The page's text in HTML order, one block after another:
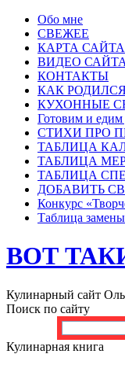
Обо мне
СВЕЖЕЕ
КАРТА САЙТА
ВИДЕО САЙТА
КОНТАКТЫ
КАК
КУХОННЫЕ
Готовим и едим
СТИХИ ПРО
ТАБЛИЦА
ТАБЛИЦА
ТАБЛИЦА
ДОБАВИТЬ
Конкурс
Таблица
ВОТ
Кулинарный сайт
Поиск по сайту
Кулинарная книга